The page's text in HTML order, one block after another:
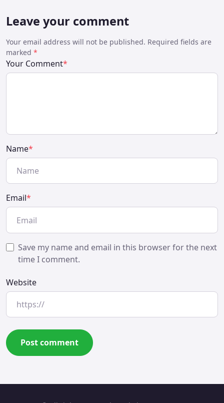
Leave your comment
Your email address will not be published. Required fields are
marked *
Your Comment*
Name*
Email*
Save my name and email in this browser for the next
time I comment.
Website